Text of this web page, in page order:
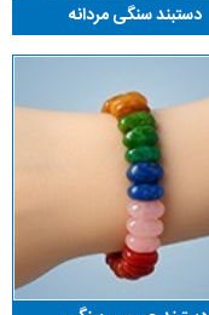
دستبند سنگی مردانه